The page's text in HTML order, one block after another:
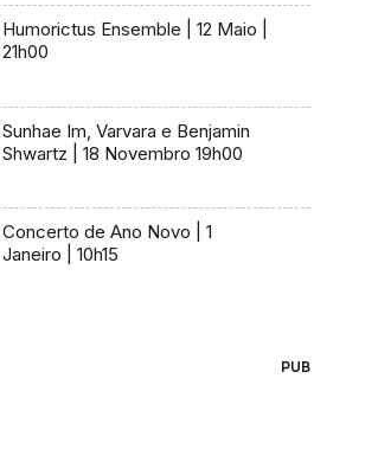
Humorictus Ensemble | 12 Maio |
21h00
Sunhae Im, Varvara e Benjamin
Shwartz | 18 Novembro 19h00
Concerto de Ano Novo | 1
Janeiro | 10h15
PUB